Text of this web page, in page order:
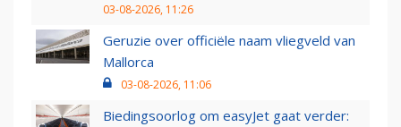
03-08-2026, 11:26
Geruzie over officiële naam vliegveld van
Mallorca
03-08-2026, 11:06
Biedingsoorlog om easyJet gaat verder: